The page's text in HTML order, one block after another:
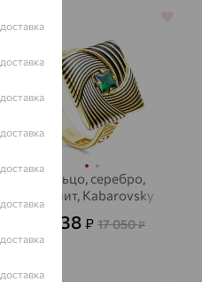
Кольцо, серебро,
фианит, Kabarovsky
6 138₽ 17 050₽
доставка
доставка
доставка
доставка
доставка
доставка
доставка
доставка